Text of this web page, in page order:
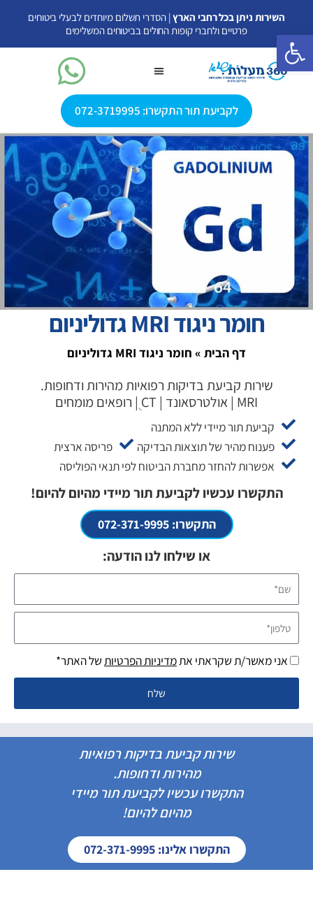
השירות ניתן בכל רחבי הארץ| הסדרי תשלום מיוחדים לבעלי ביטוחים
פרטיים ולחברי קופות החולים בביטוחים המשלימים
לקביעת תור התקשרו: 072-3719995
חומר ניגוד MRI גדוליניום
דף הבית » חומר ניגוד MRI גדוליניום
שירות קביעת בדיקות רפואיות מהירות ודחופות.
MRI | אולטרסאונד | CT ֻ| רופאים מומחים
קביעת תור מיידי ללא המתנה
פענוח מהיר של תוצאות הבדיקה
פריסה ארצית
אפשרות להחזר מחברת הביטוח לפי תנאי הפוליסה
התקשרו עכשיו לקביעת תור מיידי מהיום להיום!
התקשרו: 072-371-9995
או שילחו לנו הודעה:
טלפון*
אני מאשר/ת שקראתי אתמדיניות הפרטיותשל האתר*
שלח
שירות קביעת בדיקות רפואיות
מהירות ודחופות.
התקשרו עכשיו לקביעת תור מיידי
מהיום להיום!
התקשרו אלינו: 072-371-9995
פתח סרגל נגישות